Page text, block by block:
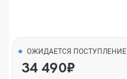
ОЖИДАЕТСЯ ПОСТУПЛЕНИЕ
34 490₽